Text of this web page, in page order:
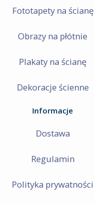
Fototapety na ścianę
Obrazy na płótnie
Plakaty na ścianę
Dekoracje ścienne
Informacje
Dostawa
Regulamin
Polityka prywatności